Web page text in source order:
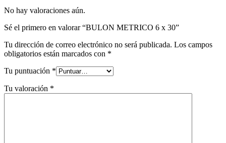
No hay valoraciones aún.
Sé el primero en valorar “BULON METRICO 6 x 30”
Tu dirección de correo electrónico no será publicada. Los campos
obligatorios están marcados con *
Tu puntuación *
Tu valoración *